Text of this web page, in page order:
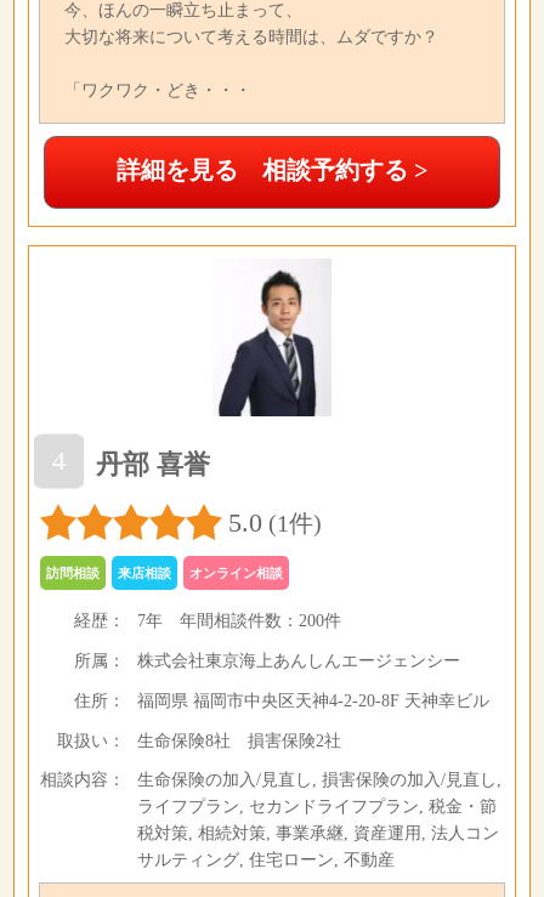
今、ほんの一瞬立ち止まって、
大切な将来について考える時間は、ムダですか？
「ワクワク・どき・・・
詳細を見る 相談予約する >
4
丹部 喜誉
5.0 (1件)
訪問相談 来店相談 オンライン相談
経歴： 7年年間相談件数： 200件
所属： 株式会社東京海上あんしんエージェンシー
住所： 福岡県 福岡市中央区天神4-2-20-8F 天神幸ビル
取扱い： 生命保険8社 損害保険2社
相談内容：
生命保険の加入/見直し, 損害保険の加入/見直し,
ライフプラン, セカンドライフプラン, 税金・節
税対策, 相続対策, 事業承継, 資産運用, 法人コン
サルティング, 住宅ローン, 不動産